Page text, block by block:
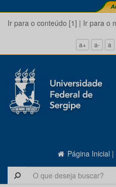
Ir para o conteúdo [1] | Ir para o
a+ a- a
Página Inicial |